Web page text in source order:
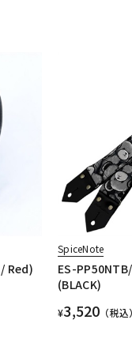
Red)
SpiceNote
ES-
(BLACK)
¥3,520 （税込）